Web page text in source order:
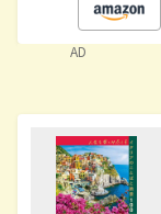
AD